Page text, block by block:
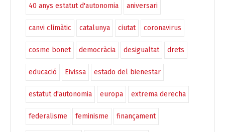
40 anys estatut d'autonomia aniversari
canvi climàtic catalunya ciutat coronavirus
cosme bonet democràcia desigualtat drets
educació Eivissa estado del bienestar
estatut d'autonomia europa extrema derecha
federalisme feminisme finançament